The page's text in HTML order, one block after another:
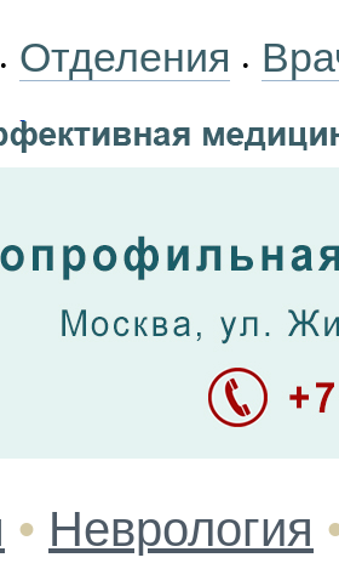
Отделения •
• Неврология